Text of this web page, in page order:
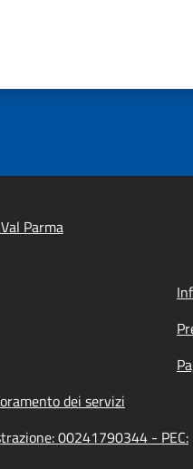
Parma
dei servizi
00241790344 - PEC: